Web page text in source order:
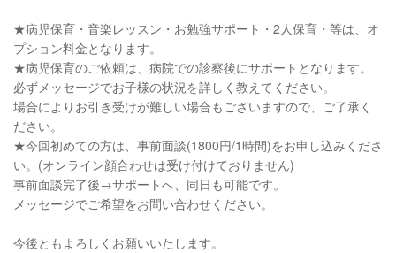
★病児保育・音楽レッスン・お勉強サポート・2人保育・等は、オ
プション料金となります。
★病児保育のご依頼は、病院での診察後にサポートとなります。
必ずメッセージでお子様の状況を詳しく教えてください。
場合によりお引き受けが難しい場合もございますので、ご了承く
ださい。
★今回初めての方は、事前面談(1800円/1時間)をお申し込みくださ
い。(オンライン顔合わせは受け付けておりません)
事前面談完了後→サポートへ、同日も可能です。
メッセージでご希望をお問い合わせください。
今後ともよろしくお願いいたします。